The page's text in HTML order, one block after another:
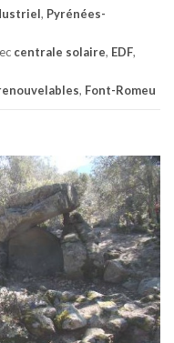
, Pyrénées-
centrale solaire, EDF,
, Font-Romeu